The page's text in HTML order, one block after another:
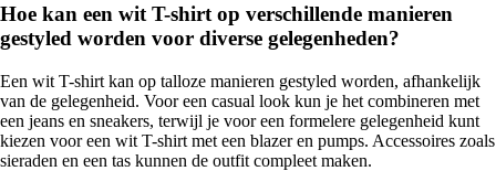
Hoe kan een wit T-shirt op verschillende manieren
gestyled worden voor diverse gelegenheden?
Een wit T-shirt kan op talloze manieren gestyled worden, afhankelijk
van de gelegenheid. Voor een casual look kun je het combineren met
een jeans en sneakers, terwijl je voor een formelere gelegenheid kunt
kiezen voor een wit T-shirt met een blazer en pumps. Accessoires zoals
sieraden en een tas kunnen de outfit compleet maken.